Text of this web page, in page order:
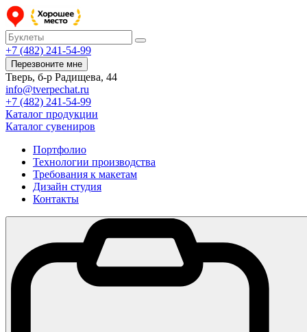
+7 (482) 241-54-99
Перезвоните мне
Тверь, б-р Радищева, 44
info@tverpechat.ru
+7 (482) 241-54-99
Каталог продукции
Каталог сувениров
Портфолио
Технологии производства
Требования к макетам
Дизайн студия
Контакты